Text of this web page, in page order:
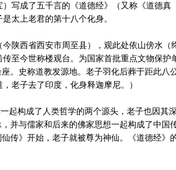
写成了五千言的《道德经》（又称《道德真
太上老君的第十八个化身。
陕西省西安市周至县），观此处依山傍水（
至今世称楼观台。为国家首批重点文物保护
。史称道教发源地。老子羽化后葬于距此八
老子去了印度，化身释迦摩尼。）
构成了人类哲学的两个源头，老子也因其
并与儒家和后来的佛家思想一起构成了中国
传》开始，老子就被尊为神仙。《道德经》